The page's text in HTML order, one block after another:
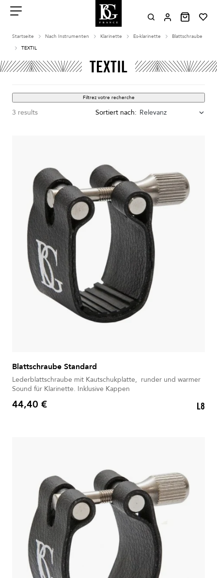
contenu
Startseite Nach Instrumenten Klarinette Es-klarinette
Blattschraube
TEXTIL
TEXTIL
Filtrez votre recherche
3 results Sortiert nach: Relevanz
Blattschraube Standard
Lederblattschraube mit Kautschukplatte, runder und warmer
Sound für Klarinette. Inklusive Kappen
Preis
44,40 € L8